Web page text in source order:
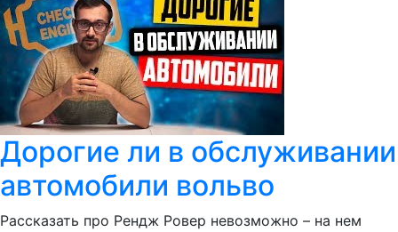
Дорогие ли в обслуживании
автомобили вольво
Рассказать про Рендж Ровер невозможно – на нем